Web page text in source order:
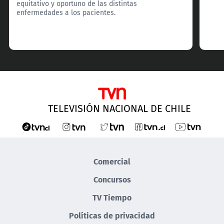
equitativo y oportuno de las distintas
enfermedades a los pacientes.
TELEVISIÓN NACIONAL DE CHILE
Comercial
Concursos
TV Tiempo
Políticas de privacidad